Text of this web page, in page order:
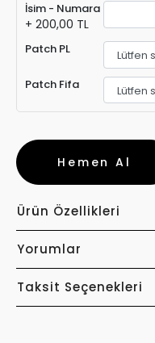
İsim - Numara
+ 200,00 TL
Patch PL
Patch Fifa
Hemen Al
Ürün Özellikleri
Yorumlar
Taksit Seçenekleri